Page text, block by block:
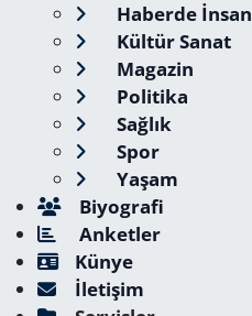
Haberde İnsan
Kültür Sanat
Magazin
Politika
Sağlık
Spor
Yaşam
Biyografi
Anketler
Künye
İletişim